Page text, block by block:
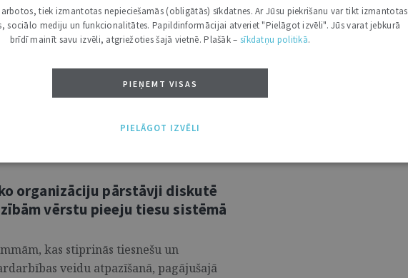
tiesas procesa izspēle
Prof. K. Dišlera konstitucionālo
kāzuss bija saistīts ar jautājumu par
(ārvalstnieka) tiesībām iegūt un
Latvijas Republikā. ...
organizāciju pārstāvji diskutē
vērstu pieeju tiesu sistēmā
kas stiprinās tiesnešu un
veidu atpazīšanā, pagājušajā
tiek izmantotas nepieciešamās (obligātās) sīkdatnes. Ar Jūsu piekrišanu var tikt izmantotas
sociālo mediju un funkcionalitātes. Papildinformācijai atveriet "Pielāgot izvēli". Jūs varat jebkurā
brīdī mainīt savu izvēli, atgriežoties šajā vietnē. Plašāk – sīkdatņu politikā.
PIEŅEMT VISAS
PIELĀGOT IZVĒLI